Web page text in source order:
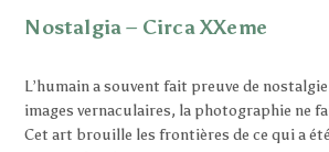
Nostalgia – Circa XXeme
L’humain a souvent fait preuve de
images vernaculaires, la photographie ne
Cet art brouille les frontières de ce qui a